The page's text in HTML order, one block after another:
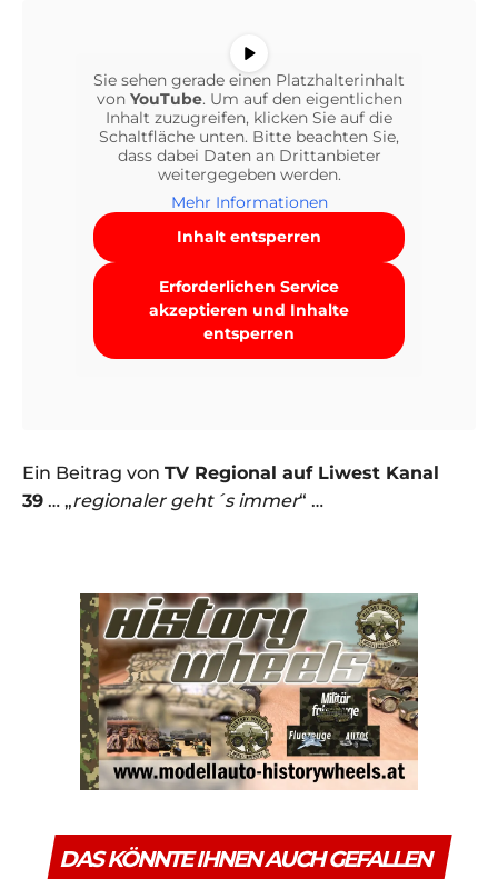
Sie sehen gerade einen Platzhalterinhalt
von YouTube. Um auf den eigentlichen
Inhalt zuzugreifen, klicken Sie auf die
Schaltfläche unten. Bitte beachten Sie,
dass dabei Daten an Drittanbieter
weitergegeben werden.
Mehr Informationen
Inhalt entsperren
Erforderlichen Service
akzeptieren und Inhalte
entsperren
Ein Beitrag von TV Regional auf Liwest Kanal
39 … „regionaler geht´s immer“ …
DAS KÖNNTE IHNEN AUCH GEFALLEN